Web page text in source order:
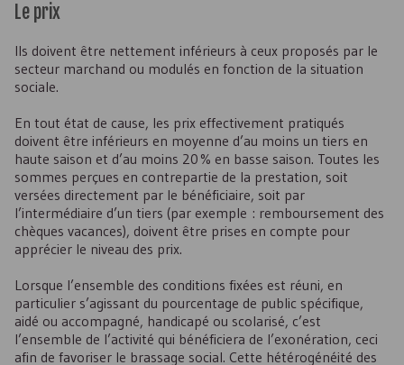
Le prix
Ils doivent être nettement inférieurs à ceux proposés par le
secteur marchand ou modulés en fonction de la situation
sociale.
En tout état de cause, les prix effectivement pratiqués
doivent être inférieurs en moyenne d’au moins un tiers en
haute saison et d’au moins 20 % en basse saison. Toutes les
sommes perçues en contrepartie de la prestation, soit
versées directement par le bénéficiaire, soit par
l’intermédiaire d’un tiers (par exemple : remboursement des
chèques vacances), doivent être prises en compte pour
apprécier le niveau des prix.
Lorsque l’ensemble des conditions fixées est réuni, en
particulier s’agissant du pourcentage de public spécifique,
aidé ou accompagné, handicapé ou scolarisé, c’est
l’ensemble de l’activité qui bénéficiera de l’exonération, ceci
afin de favoriser le brassage social. Cette hétérogénéité des